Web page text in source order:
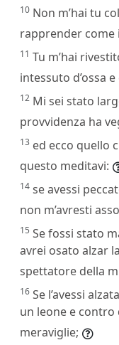
10 Non m’hai tu
rapprender come
11 Tu m’hai
intessuto d’ossa
12 Mi sei stato
provvidenza ha
13 ed ecco quello
questo meditavi:
14 se avessi
non m’avresti
15 Se fossi stato
avrei osato alzar
spettatore della
16 Se l’avessi
un leone e
meraviglie;